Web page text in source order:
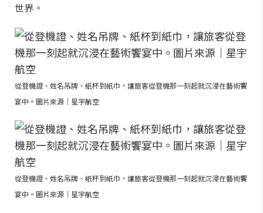
世界。
從登機證、姓名吊牌、紙杯到紙巾，讓旅客從登機那一刻起就沉浸在藝術饗
宴中。圖片來源｜星宇航空
從登機證、姓名吊牌、紙杯到紙巾，讓旅客從登機那一刻起就沉浸在藝術饗
宴中。圖片來源｜星宇航空